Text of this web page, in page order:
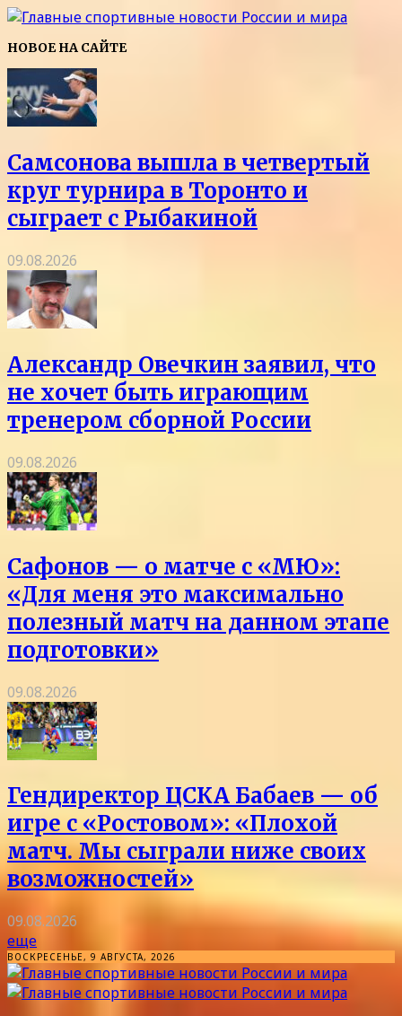
НОВОЕ НА САЙТЕ
Самсонова вышла в четвертый
круг турнира в Торонто и
сыграет с Рыбакиной
09.08.2026
Александр Овечкин заявил, что
не хочет быть играющим
тренером сборной России
09.08.2026
Сафонов — о матче с «МЮ»:
«Для меня это максимально
полезный матч на данном этапе
подготовки»
09.08.2026
Гендиректор ЦСКА Бабаев — об
игре с «Ростовом»: «Плохой
матч. Мы сыграли ниже своих
возможностей»
09.08.2026
еще
ВОСКРЕСЕНЬЕ, 9 АВГУСТА, 2026